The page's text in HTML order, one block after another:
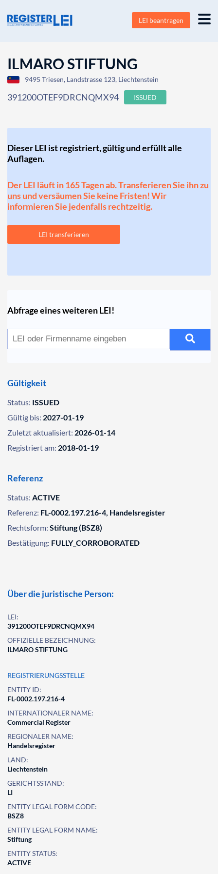
LEI beantragen
ILMARO STIFTUNG
9495 Triesen, Landstrasse 123, Liechtenstein
391200OTEF9DRCNQMX94 ISSUED
Dieser LEI ist registriert, gültig und erfüllt alle
Auflagen.
Der LEI läuft in 165 Tagen ab. Transferieren Sie ihn zu
uns und versäumen Sie keine Fristen! Wir
informieren Sie jedenfalls rechtzeitig.
LEI transferieren
Abfrage eines weiteren LEI!
Gültigkeit
Status: ISSUED
Gültig bis: 2027-01-19
Zuletzt aktualisiert: 2026-01-14
Registriert am: 2018-01-19
Referenz
Status: ACTIVE
Referenz: FL-0002.197.216-4, Handelsregister
Rechtsform: Stiftung (BSZ8)
Bestätigung: FULLY_CORROBORATED
Über die juristische Person:
LEI:
391200OTEF9DRCNQMX94
OFFIZIELLE BEZEICHNUNG:
ILMARO STIFTUNG
REGISTRIERUNGSSTELLE
ENTITY ID:
FL-0002.197.216-4
INTERNATIONALER NAME:
Commercial Register
REGIONALER NAME:
Handelsregister
LAND:
Liechtenstein
GERICHTSSTAND:
LI
ENTITY LEGAL FORM CODE:
BSZ8
ENTITY LEGAL FORM NAME:
Stiftung
ENTITY STATUS:
ACTIVE